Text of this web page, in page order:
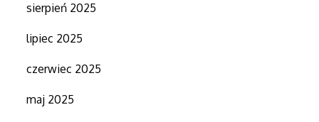
sierpień 2025
lipiec 2025
czerwiec 2025
maj 2025